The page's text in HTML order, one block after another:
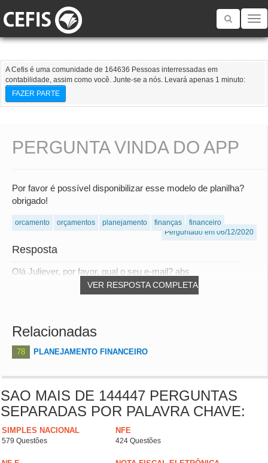
Toggle
A Cefis é uma comunidade de 164636 Pessoas interressadas em
contabilidade, assim como você. Junte-se a nós. Levará apenas 1 minuto:
FAZER PARTE
PERGUNTA VINDA DO APP
Por favor é possível disponibilizar esse modelo de planilha?
obrigado!
orcamento orçamentos planejamento finanças
financeiro
Perguntado em 06/12/2020
Resposta
VER RESPOSTA COMPLETA
Olá Juliever, por favor, qual o seu e-mail? abs
Relacionadas
78 PLANEJAMENTO FINANCEIRO
SAO MAIS DE 144447 PERGUNTAS
SEPARADAS POR PALAVRA CHAVE:
SIMPLES NACIONAL
579 Questões
NFE
424 Questões